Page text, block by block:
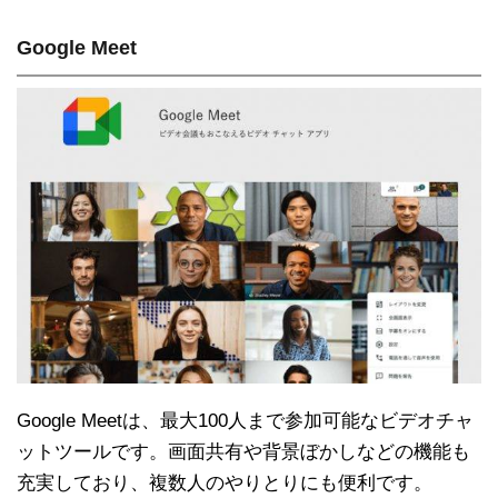
Google Meet
Google Meetは、最大100人まで参加可能なビデオチャ
ットツールです。画面共有や背景ぼかしなどの機能も
充実しており、複数人のやりとりにも便利です。